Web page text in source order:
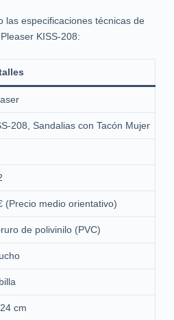
las especificaciones técnicas de
KISS-208:
208, Sandalias con Tacón Mujer
(Precio medio orientativo)
de polivinilo (PVC)
cm